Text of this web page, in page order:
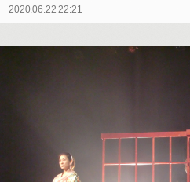
2020.06.22 22:21